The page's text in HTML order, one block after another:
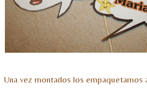
Una vez montados los empaquetamos